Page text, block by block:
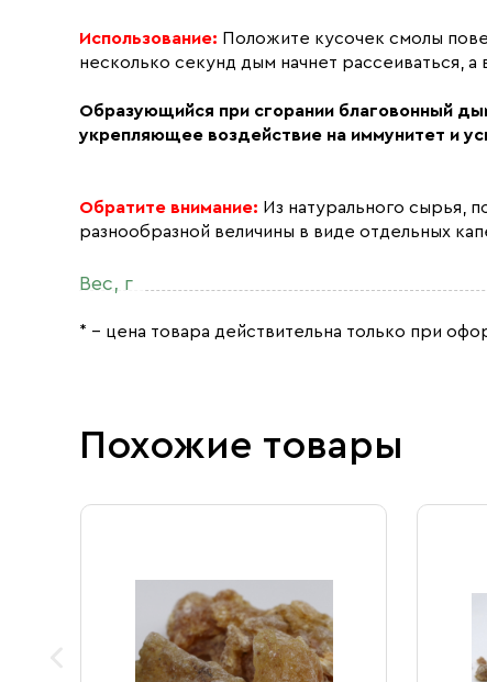
Использование: Положите кусочек смолы
несколько секунд дым начнет рассеиваться,
Образующийся при сгорании благовонный
укрепляющее воздействие на иммунитет и
Обратите внимание: Из натурального сырья,
разнообразной величины в виде отдельных
Вес, г
* – цена товара действительна только при
Похожие товары